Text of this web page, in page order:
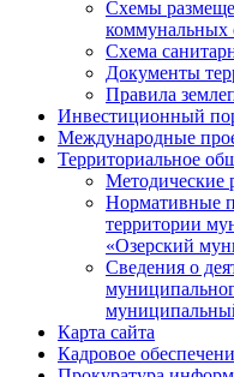
Схемы
коммунальных
Схема
Документы
Правила
Инвестиционный
Международные
Территориальное
Методические
Нормативные
территории
«Озерский
Сведения о
Карта сайта
Кадровое